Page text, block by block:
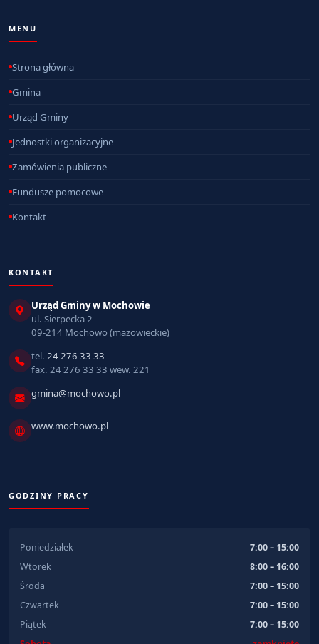
MENU
Strona główna
Gmina
Urząd Gminy
Jednostki organizacyjne
Zamówienia publiczne
Fundusze pomocowe
Kontakt
KONTAKT
Urząd Gminy w Mochowie
ul. Sierpecka 2
09-214 Mochowo (mazowieckie)
tel. 24 276 33 33
fax. 24 276 33 33 wew. 221
gmina@mochowo.pl
www.mochowo.pl
GODZINY PRACY
Poniedziałek
7:00 – 15:00
Wtorek
8:00 – 16:00
Środa
7:00 – 15:00
Czwartek
7:00 – 15:00
Piątek
7:00 – 15:00